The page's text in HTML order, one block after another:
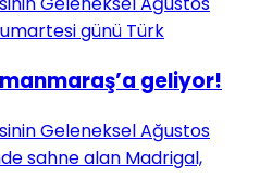
geliyor!